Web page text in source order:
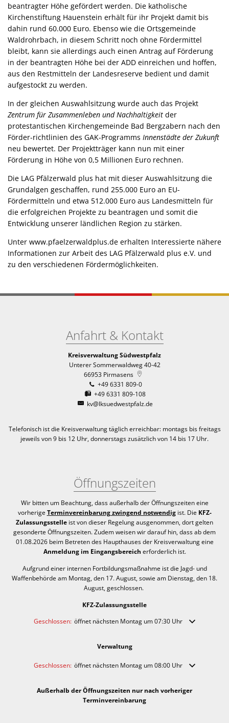
beantragter Höhe gefördert werden. Die katholische
Kirchenstiftung Hauenstein erhält für ihr Projekt damit bis
dahin rund 60.000 Euro. Ebenso wie die Ortsgemeinde
Waldrohrbach, in diesem Schritt noch ohne Fördermittel
bleibt, kann sie allerdings auch einen Antrag auf Förderung
in der beantragten Höhe bei der ADD einreichen und hoffen,
aus den Restmitteln der Landesreserve bedient und damit
aufgestockt zu werden.
In der gleichen Auswahlsitzung wurde auch das Projekt
Zentrum für Zusammenleben und Nachhaltigkeit der
protestantischen Kirchengemeinde Bad Bergzabern nach den
Förder-richtlinien des GAK-Programms Innenstädte der Zukunft
neu bewertet. Der Projektträger kann nun mit einer
Förderung in Höhe von 0,5 Millionen Euro rechnen.
Die LAG Pfälzerwald plus hat mit dieser Auswahlsitzung die
Grundalgen geschaffen, rund 255.000 Euro an EU-
Fördermitteln und etwa 512.000 Euro aus Landesmitteln für
die erfolgreichen Projekte zu beantragen und somit die
Entwicklung unserer ländlichen Region zu stärken.
Unter www.pfaelzerwaldplus.de erhalten Interessierte nähere
Informationen zur Arbeit des LAG Pfälzerwald plus e.V. und
zu den verschiedenen Fördermöglichkeiten.
Anfahrt & Kontakt
Kreisverwaltung Südwestpfalz
Unterer Sommerwaldweg 40-42
66953 Pirmasens
+49 6331 809-0
+49 6331 809-108
kv@lksuedwestpfalz.de
Telefonisch ist die Kreisverwaltung täglich erreichbar: montags bis freitags
jeweils von 9 bis 12 Uhr, donnerstags zusätzlich von 14 bis 17 Uhr.
Öffnungszeiten
Wir bitten um Beachtung, dass außerhalb der Öffnungszeiten eine
vorherige Terminvereinbarung zwingend notwendigist. Die KFZ-
Zulassungsstelle ist von dieser Regelung ausgenommen, dort gelten
gesonderte Öffnungszeiten. Zudem weisen wir darauf hin, dass ab dem
01.08.2026 beim Betreten des Haupthauses der Kreisverwaltung eine
Anmeldung im Eingangsbereich erforderlich ist.
Aufgrund einer internen Fortbildungsmaßnahme ist die Jagd- und
Waffenbehörde am Montag, den 17. August, sowie am Dienstag, den 18.
August, geschlossen.
KFZ-Zulassungsstelle
Klicken, um weitere Öffnungs- oder Schließzeiten auszublenden
Geschlossen: öffnet nächsten Montag um 07:30 Uhr
Verwaltung
Klicken, um weitere Öffnungs- oder Schließzeiten auszublenden
Geschlossen: öffnet nächsten Montag um 08:00 Uhr
Außerhalb der Öffnungszeiten nur nach vorheriger
Terminvereinbarung